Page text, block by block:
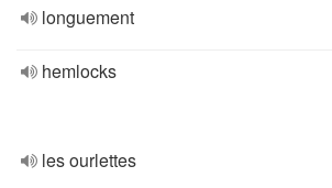
longuement
hemlocks
les ourlettes